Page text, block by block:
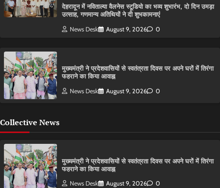
देहरादून में नविताल्या वैलनेस स्टूडियो का भव्य शुभारंभ, दो दिन उमड़ा
उत्साह, गणमान्य अतिथियों ने दी शुभकामनाएं
News Desk August 9, 2026 0
मुख्यमंत्री ने प्रदेशवासियों से स्वतंत्रता दिवस पर अपने घरों में तिरंगा
फहराने का किया आवाह्न
News Desk August 9, 2026 0
Collective News
मुख्यमंत्री ने प्रदेशवासियों से स्वतंत्रता दिवस पर अपने घरों में तिरंगा
फहराने का किया आवाह्न
News Desk August 9, 2026 0